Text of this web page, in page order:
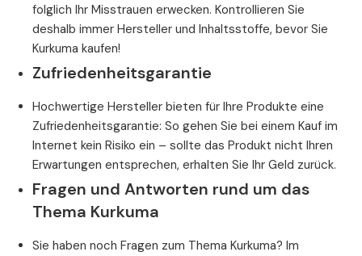
folglich Ihr Misstrauen erwecken. Kontrollieren Sie
deshalb immer Hersteller und Inhaltsstoffe, bevor Sie
Kurkuma kaufen!
Zufriedenheitsgarantie
Hochwertige Hersteller bieten für Ihre Produkte eine
Zufriedenheitsgarantie: So gehen Sie bei einem Kauf im
Internet kein Risiko ein – sollte das Produkt nicht Ihren
Erwartungen entsprechen, erhalten Sie Ihr Geld zurück.
Fragen und Antworten rund um das
Thema Kurkuma
Sie haben noch Fragen zum Thema Kurkuma? Im